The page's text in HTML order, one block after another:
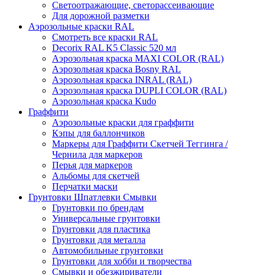
Светоотражающие, светорассеивающие
Для дорожной разметки
Аэрозольные краски RAL
Смотреть все краски RAL
Decorix RAL K5 Classic 520 мл
Аэрозольная краска MAXI COLOR (RAL)
Аэрозольная краска Bosny RAL
Аэрозольная краска INRAL (RAL)
Аэрозольная краска DUPLI COLOR (RAL)
Аэрозольная краска Kudo
Граффити
Аэрозольные краски для граффити
Кэпы для баллончиков
Маркеры для Граффити Скетчей Теггинга /
Чернила для маркеров
Перья для маркеров
Альбомы для скетчей
Перчатки маски
Грунтовки Шпатлевки Смывки
Грунтовки по брендам
Универсальные грунтовки
Грунтовки для пластика
Грунтовки для металла
Автомобильные грунтовки
Грунтовки для хобби и творчества
Смывки и обезжириватели